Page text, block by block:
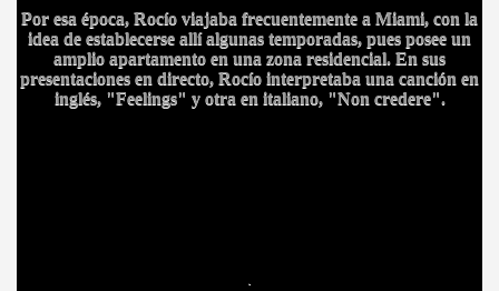
Por esa época, Rocío viajaba frecuentemente a Miami, con la
idea de establecerse allí algunas temporadas, pues posee un
amplio apartamento en una zona residencial. En sus
presentaciones en directo, Rocío interpretaba una canción en
inglés, "Feelings" y otra en italiano, "Non credere".